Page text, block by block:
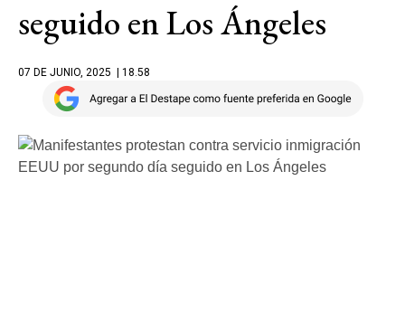
seguido en Los Ángeles
07 DE JUNIO, 2025 | 18.58